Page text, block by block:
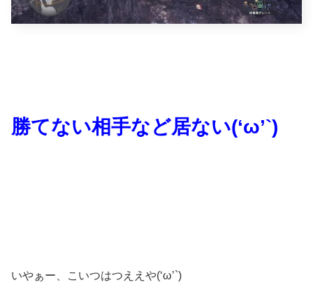
勝てない相手など居ない(‘ω’`)
いやぁー、こいつはつええや(‘ω’`)